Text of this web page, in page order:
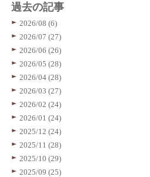
過去の記事
2026/08 (6)
2026/07 (27)
2026/06 (26)
2026/05 (28)
2026/04 (28)
2026/03 (27)
2026/02 (24)
2026/01 (24)
2025/12 (24)
2025/11 (28)
2025/10 (29)
2025/09 (25)